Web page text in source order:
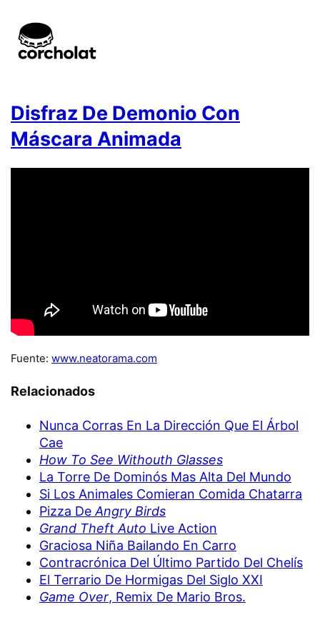
Disfraz De Demonio Con
Máscara Animada
Fuente: www.neatorama.com
Relacionados
Nunca Corras En La Dirección Que El Árbol
Cae
How To See Withouth Glasses
La Torre De Dominós Mas Alta Del Mundo
Si Los Animales Comieran Comida Chatarra
Pizza DeAngry Birds
Grand Theft Auto Live Action
Graciosa Niña Bailando En Carro
Contracrónica Del Último Partido Del Chelís
El Terrario De Hormigas Del Siglo XXI
Game Over, Remix De Mario Bros.